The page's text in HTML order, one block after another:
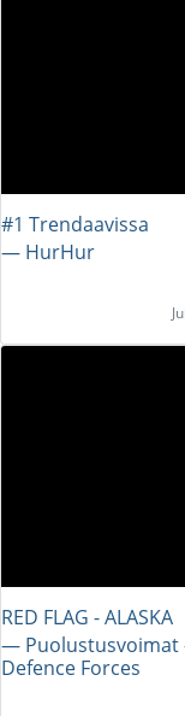
#1 Trendaavissa
― HurHur
RED FLAG - ALASKA
― Puolustusvoimat
Defence Forces